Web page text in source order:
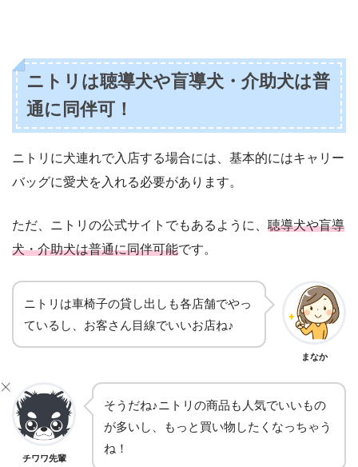
ニトリは聴導犬や盲導犬・介助犬は普
通に同伴可！
ニトリに犬連れで入店する場合には、基本的にはキャリー
バッグに愛犬を入れる必要があります。
ただ、ニトリの公式サイトでもあるように、 聴導犬や盲導
犬・介助犬は普通に同伴可能です。
ニトリは車椅子の貸し出しも各店舗でやっ
ているし、お客さん目線でいいお店ね♪
まなか
チワワ先輩
そうだね♪ニトリの商品も人気でいいもの
が多いし、もっと買い物したくなっちゃう
ね！